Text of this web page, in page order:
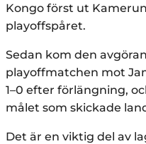
Kongo först ut
playoffspåret.
Sedan kom den
playoffmatchen mot
1–0 efter förlängning,
målet som skickade
Det är en viktig del av